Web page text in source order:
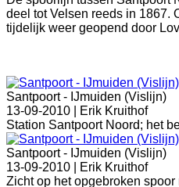
deel tot Velsen reeds in 1867.
tijdelijk weer geopend door
Santpoort - IJmuiden (Vislijn)
13-09-2010 |
Erik Kruithof
Station Santpoort Noord; het
Santpoort - IJmuiden (Vislijn)
13-09-2010 |
Erik Kruithof
Zicht op het opgebroken